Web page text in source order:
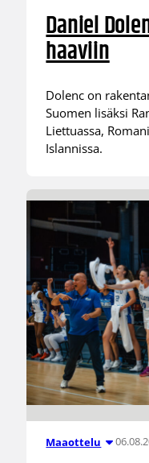
Daniel
haaviin
Dolenc on
Suomen lisäksi
Liettuassa,
Islannissa.
Maaottelu